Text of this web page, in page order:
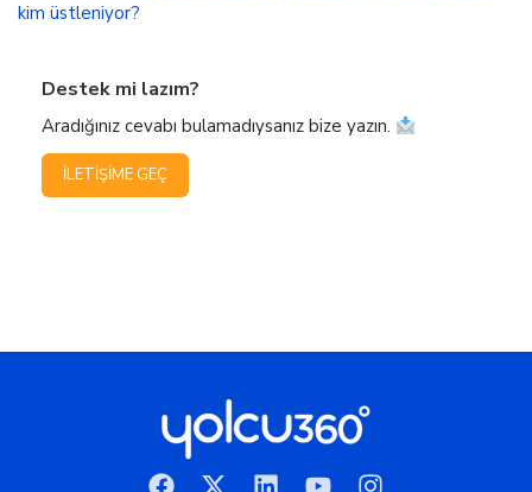
kim üstleniyor?
Destek mi lazım?
Aradığınız cevabı bulamadıysanız bize yazın.
İLETIŞIME GEÇ